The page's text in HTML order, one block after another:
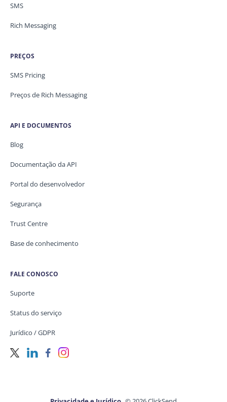
SMS
Rich Messaging
PREÇOS
SMS Pricing
Preços de Rich Messaging
API E DOCUMENTOS
Blog
Documentação da API
Portal do desenvolvedor
Segurança
Trust Centre
Base de conhecimento
FALE CONOSCO
Suporte
Status do serviço
Jurídico / GDPR